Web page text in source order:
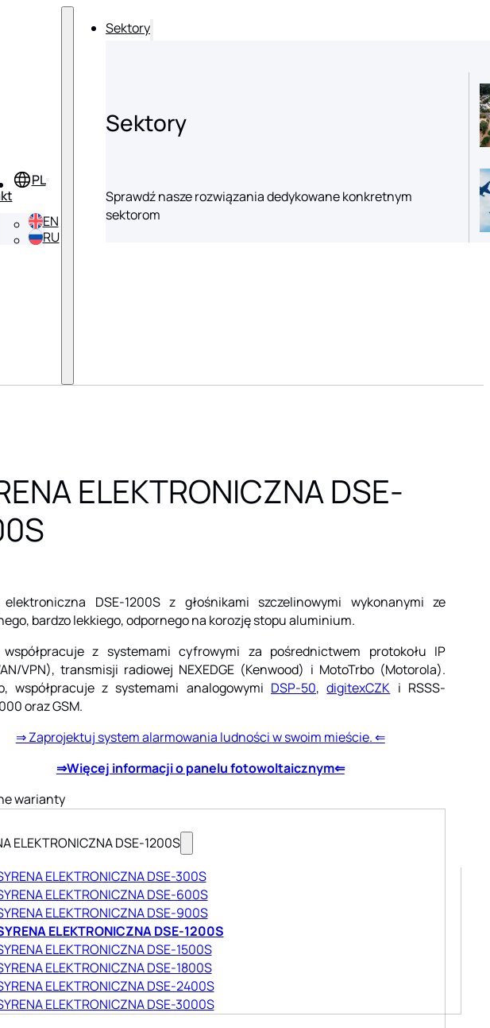
Sektory
Sektory
Sprawdź nasze rozwiązania dedykowane konkretnym
sektorom
ELEKTRONICZNA DSE-
elektroniczna DSE-1200S z głośnikami szczelinowymi wykonanymi ze
bardzo lekkiego, odpornego na korozję stopu aluminium.
współpracuje z systemami cyfrowymi za pośrednictwem protokołu IP
VPN), transmisji radiowej NEXEDGE (Kenwood) i MotoTrbo (Motorola).
współpracuje z systemami analogowymi DSP-50,digitexCZK i RSSS-
oraz GSM.
⇒ Zaprojektuj system alarmowania ludności w swoim mieście. ⇐
⇒Więcej informacji o panelu fotowoltaicznym⇐
warianty
ELEKTRONICZNA DSE-1200S
ELEKTRONICZNA DSE-300S
ELEKTRONICZNA DSE-600S
ELEKTRONICZNA DSE-900S
ELEKTRONICZNA DSE-1200S
ELEKTRONICZNA DSE-1500S
ELEKTRONICZNA DSE-1800S
ELEKTRONICZNA DSE-2400S
ELEKTRONICZNA DSE-3000S